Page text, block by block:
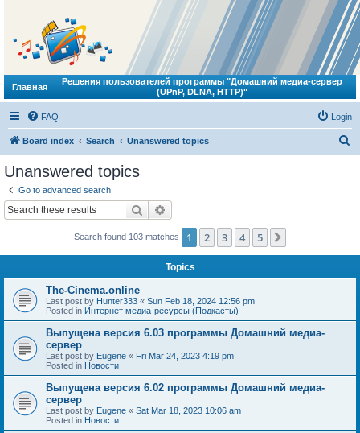
Главная
Решения пользователей программы "Домашний медиа-сервер
(UPnP, DLNA, HTTP)"
FAQ Login
Board index Search Unanswered topics
Unanswered topics
Go to advanced search
Search
Search found 103 matches 1 2 3 4 5
Topics
The-Cinema.online
Last post by Hunter333 « Sun Feb 18, 2024 12:56 pm
Posted in Интернет медиа-ресурсы (Подкасты)
Выпущена версия 6.03 программы Домашний медиа-
сервер
Last post by Eugene « Fri Mar 24, 2023 4:19 pm
Posted in Новости
Выпущена версия 6.02 программы Домашний медиа-
сервер
Last post by Eugene « Sat Mar 18, 2023 10:06 am
Posted in Новости